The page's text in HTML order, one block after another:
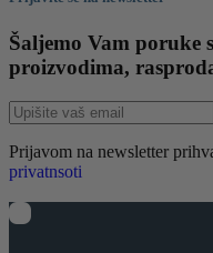
Šaljemo Vam poruke
proizvodima,
Prijavom na newsletter
privatnsoti